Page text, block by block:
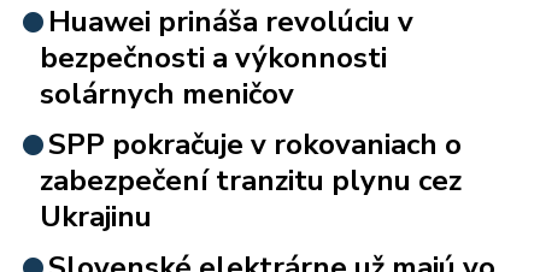
Huawei prináša revolúciu v
bezpečnosti a výkonnosti
solárnych meničov
SPP pokračuje v rokovaniach o
zabezpečení tranzitu plynu cez
Ukrajinu